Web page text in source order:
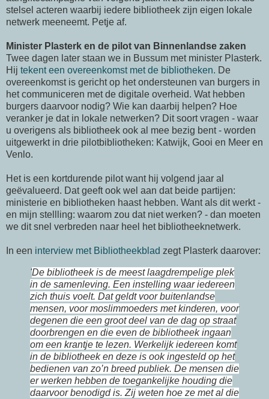
stelsel acteren waarbij iedere bibliotheek zijn eigen lokale
netwerk meeneemt. Petje af.
Minister Plasterk en de pilot van Binnenlandse zaken
Twee dagen later staan we in Bussum met minister Plasterk.
Hij tekent een overeenkomst met de bibliotheken. De
overeenkomst is gericht op het ondersteunen van burgers in
het communiceren met de digitale overheid. Wat hebben
burgers daarvoor nodig? Wie kan daarbij helpen? Hoe
veranker je dat in lokale netwerken? Dit soort vragen - waar
u overigens als bibliotheek ook al mee bezig bent - worden
uitgewerkt in drie pilotbibliotheken: Katwijk, Gooi en Meer en
Venlo.
Het is een kortdurende pilot want hij volgend jaar al
geëvalueerd. Dat geeft ook wel aan dat beide partijen:
ministerie en bibliotheken haast hebben. Want als dit werkt -
en mijn stellling: waarom zou dat niet werken? - dan moeten
we dit snel verbreden naar heel het bibliotheeknetwerk.
In een interview met Bibliotheekblad zegt Plasterk daarover:
'De bibliotheek is de meest laagdrempelige plek
in de samenleving. Een instelling waar iedereen
zich thuis voelt. Dat geldt voor buitenlandse
mensen, voor moslimmoeders met kinderen, voor
degenen die een groot deel van de dag op straat
doorbrengen en die even de bibliotheek ingaan
om een krantje te lezen. Werkelijk iedereen komt
in de bibliotheek en deze is ook ingesteld op het
bedienen van zo’n breed publiek. De mensen die
er werken hebben de toegankelijke houding die
daarvoor benodigd is. Zij weten hoe ze met al die